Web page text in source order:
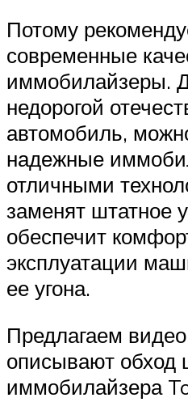
Потому
современные
иммобилайзеры.
недорогой
автомобиль,
надежные
отличными
заменят штатное
обеспечит
эксплуатации
ее угона.
Предлагаем
описывают обход
иммобилайзера